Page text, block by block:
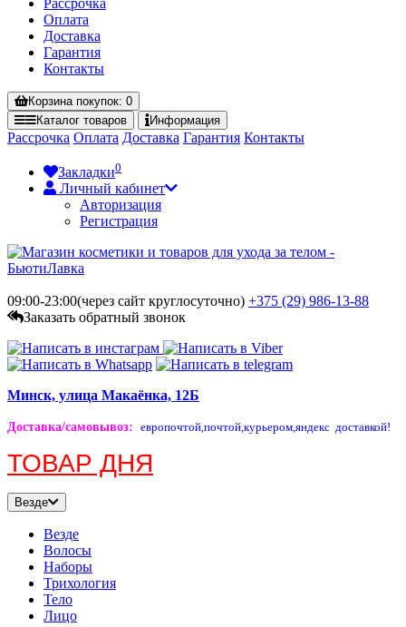
Рассрочка
Оплата
Доставка
Гарантия
Контакты
Корзинапокупок: 0
Каталог товаров Информация
Рассрочка Оплата Доставка Гарантия Контакты
Закладки0
Личный кабинет
Авторизация
Регистрация
09:00-23:00(через сайт круглосуточно) +375 (29) 986-13-88
Заказать обратный звонок
Минск, улица Макаёнка, 12Б
Доставка/самовывоз: европочтой,почтой,курьером,яндекс доставкой!
ТОВАР ДНЯ
Везде
Везде
Волосы
Наборы
Трихология
Тело
Лицо